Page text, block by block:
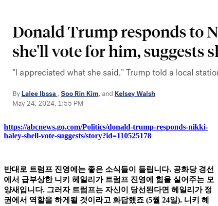
https://abcnews.go.com/Politics/donald-trump-responds-nikki-
haley-shell-vote-suggests/story?id=110525178
반대로 트럼프 진영에는 좋은 소식들이 들립니다. 공화당 경선
에서 급부상한 니키 헤일리가 트럼프 진영에 힘을 실어주는 모
양새입니다. 그러자 트럼프는 자신이 당선된다면 헤일리가 정
권에서 역할을 하게될 것이라고 화답했죠 (5월 24일). 니키 헤